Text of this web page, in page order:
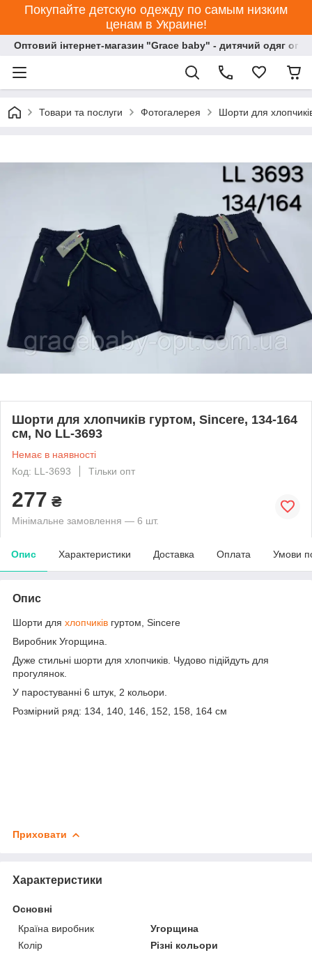
Покупайте детскую одежду по самым низким
ценам в Украине!
Оптовий інтернет-магазин "Grace baby" - дитячий одяг
Товари та послуги Фотогалерея Шорти для
Шорти для хлопчиків гуртом, Sincere, 134-164
см, No LL-3693
Немає в наявності
Код: LL-3693
Тільки опт
277 ₴
Мінімальне замовлення — 6 шт.
Опис Характеристики Доставка Оплата Умови
Опис
Шорти для хлопчиків гуртом, Sincere
Виробник Угорщина.
Дуже стильні шорти для хлопчиків. Чудово підійдуть для
прогулянок.
У паростуванні 6 штук, 2 кольори.
Розмірний ряд: 134, 140, 146, 152, 158, 164 см
Приховати
Характеристики
Основні
Країна виробник
Угорщина
Колір
Різні кольори